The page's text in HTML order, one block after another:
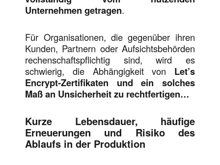
Unternehmen getragen.
Für Organisationen, die gegenüber ihren
Kunden, Partnern oder Aufsichtsbehörden
rechenschaftspflichtig sind, wird es
schwierig, die Abhängigkeit von Let’s
Encrypt-Zertifikaten und ein solches
Maß an Unsicherheit zu rechtfertigen…
Kurze Lebensdauer, häufige
Erneuerungen und Risiko des
Ablaufs in der Produktion